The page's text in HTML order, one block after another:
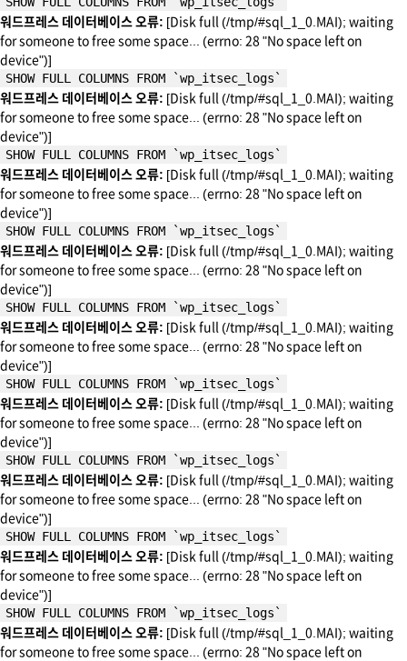
워드프레스 데이터베이스 오류: [Disk full (/tmp/#sql_1_0.MAI); waiting
for someone to free some space... (errno: 28 "No space left on
device")]
SHOW FULL COLUMNS FROM `wp_itsec_logs`
워드프레스 데이터베이스 오류: [Disk full (/tmp/#sql_1_0.MAI); waiting
for someone to free some space... (errno: 28 "No space left on
device")]
SHOW FULL COLUMNS FROM `wp_itsec_logs`
워드프레스 데이터베이스 오류: [Disk full (/tmp/#sql_1_0.MAI); waiting
for someone to free some space... (errno: 28 "No space left on
device")]
SHOW FULL COLUMNS FROM `wp_itsec_logs`
워드프레스 데이터베이스 오류: [Disk full (/tmp/#sql_1_0.MAI); waiting
for someone to free some space... (errno: 28 "No space left on
device")]
SHOW FULL COLUMNS FROM `wp_itsec_logs`
워드프레스 데이터베이스 오류: [Disk full (/tmp/#sql_1_0.MAI); waiting
for someone to free some space... (errno: 28 "No space left on
device")]
SHOW FULL COLUMNS FROM `wp_itsec_logs`
워드프레스 데이터베이스 오류: [Disk full (/tmp/#sql_1_0.MAI); waiting
for someone to free some space... (errno: 28 "No space left on
device")]
SHOW FULL COLUMNS FROM `wp_itsec_logs`
워드프레스 데이터베이스 오류: [Disk full (/tmp/#sql_1_0.MAI); waiting
for someone to free some space... (errno: 28 "No space left on
device")]
SHOW FULL COLUMNS FROM `wp_itsec_logs`
워드프레스 데이터베이스 오류: [Disk full (/tmp/#sql_1_0.MAI); waiting
for someone to free some space... (errno: 28 "No space left on
device")]
SHOW FULL COLUMNS FROM `wp_itsec_logs`
워드프레스 데이터베이스 오류: [Disk full (/tmp/#sql_1_0.MAI); waiting
for someone to free some space... (errno: 28 "No space left on